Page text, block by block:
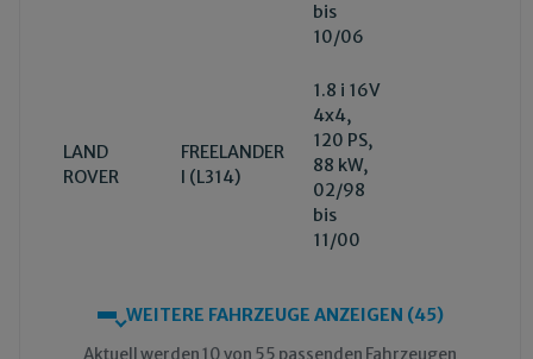
bis
10/06
LAND
ROVER
FREELANDER
I (L314)
1.8 i 16V
4x4,
120 PS,
88 kW,
02/98
bis
11/00
WEITERE FAHRZEUGE ANZEIGEN (45)